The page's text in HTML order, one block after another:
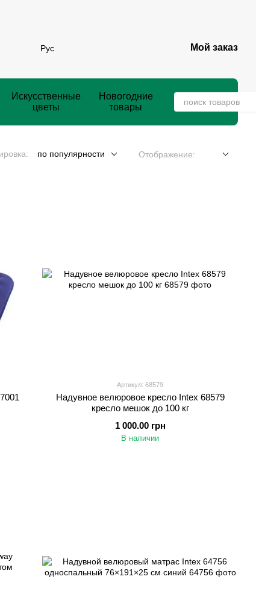
Рус Мой заказ
Искусственные
цветы
Новогодние
товары
по популярности Отображение:
Артикул: 68579
Надувное велюровое кресло Intex 68579
кресло мешок до 100 кг
1 000.00 грн
В наличии